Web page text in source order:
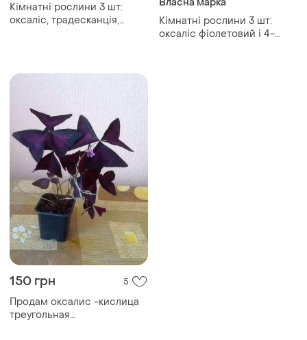
Кімнатні рослини 3 шт:
оксаліс, традесканція,
Кімнатні рослини 3 шт:
оксаліс фіолетовий і 4-
150 грн 5
Продам оксалис -кислица
треугольная